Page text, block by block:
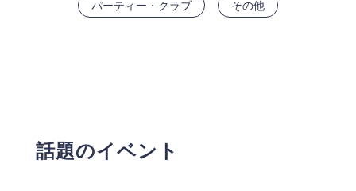
パーティー・クラブ その他
話題のイベント